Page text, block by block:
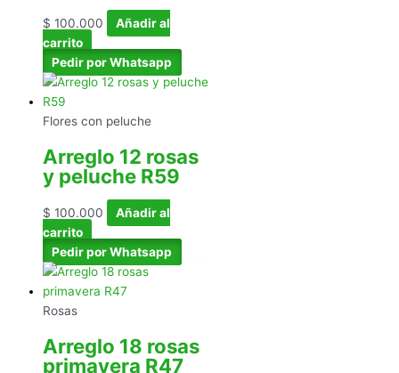
$ 100.000
Añadir al
carrito
Pedir por Whatsapp
Flores con peluche
Arreglo 12 rosas
y peluche R59
$ 100.000
Añadir al
carrito
Pedir por Whatsapp
Rosas
Arreglo 18 rosas
primavera R47